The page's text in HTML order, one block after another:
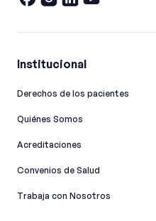
Institucional
Derechos de los pacientes
Quiénes Somos
Acreditaciones
Convenios de Salud
Trabaja con Nosotros